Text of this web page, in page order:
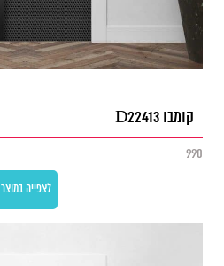
קומבו D22413
990
לצפייה במוצר